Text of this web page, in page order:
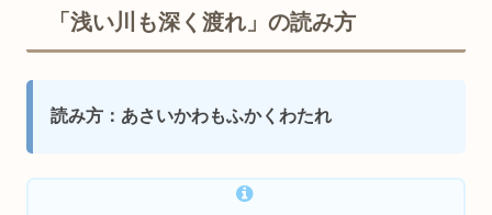
「浅い川も深く渡れ」の読み方
読み方：あさいかわもふかくわたれ